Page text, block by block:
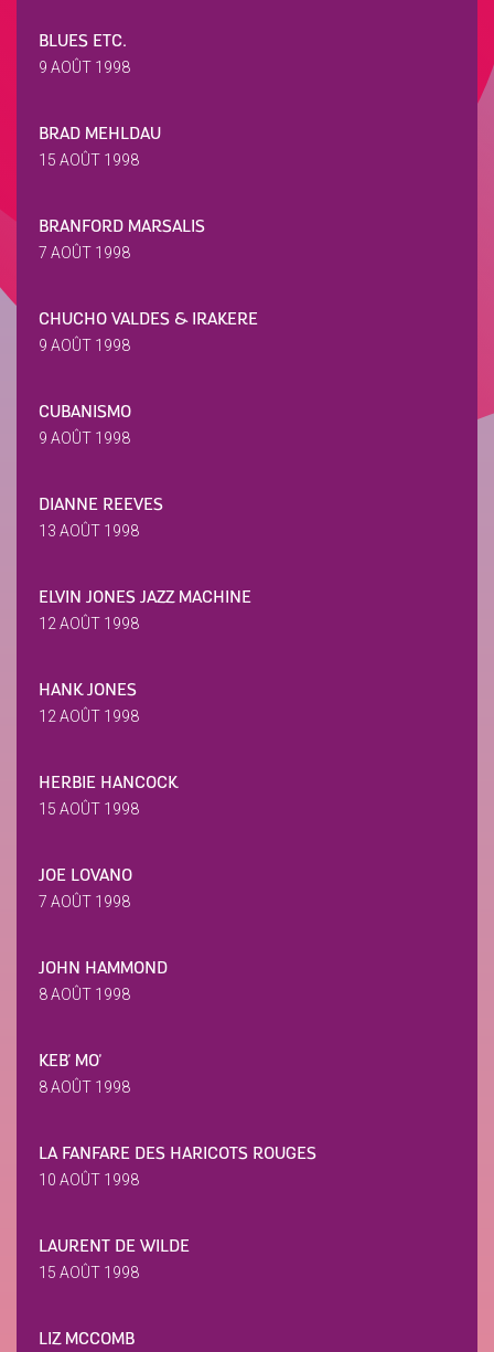
BLUES ETC.
9 AOÛT 1998
BRAD MEHLDAU
15 AOÛT 1998
BRANFORD MARSALIS
7 AOÛT 1998
CHUCHO VALDES & IRAKERE
9 AOÛT 1998
CUBANISMO
9 AOÛT 1998
DIANNE REEVES
13 AOÛT 1998
ELVIN JONES JAZZ MACHINE
12 AOÛT 1998
HANK JONES
12 AOÛT 1998
HERBIE HANCOCK
15 AOÛT 1998
JOE LOVANO
7 AOÛT 1998
JOHN HAMMOND
8 AOÛT 1998
KEB' MO'
8 AOÛT 1998
LA FANFARE DES HARICOTS ROUGES
10 AOÛT 1998
LAURENT DE WILDE
15 AOÛT 1998
LIZ MCCOMB